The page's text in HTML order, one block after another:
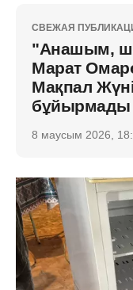
СВЕЖАЯ
"Анашым,
Марат
Мақпал
бұйырмады
8 маусым 2026,